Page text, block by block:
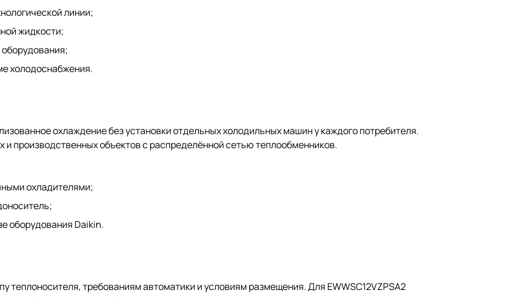
линии;
жидкости;
холодоснабжения.
охлаждение без установки отдельных холодильных машин у каждого потребителя.
производственных объектов с распределённой сетью теплообменников.
охладителями;
оборудования Daikin.
теплоносителя, требованиям автоматики и условиям размещения. Для EWWSC12VZPSA2